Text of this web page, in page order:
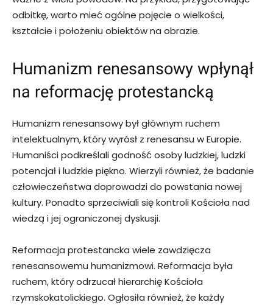
odbitkę, warto mieć ogólne pojęcie o wielkości,
kształcie i położeniu obiektów na obrazie.
Humanizm renesansowy wpłynął
na reformację protestancką
Humanizm renesansowy był głównym ruchem
intelektualnym, który wyrósł z renesansu w Europie.
Humaniści podkreślali godność osoby ludzkiej, ludzki
potencjał i ludzkie piękno. Wierzyli również, że badanie
człowieczeństwa doprowadzi do powstania nowej
kultury. Ponadto sprzeciwiali się kontroli Kościoła nad
wiedzą i jej ograniczonej dyskusji.
Reformacja protestancka wiele zawdzięcza
renesansowemu humanizmowi. Reformacja była
ruchem, który odrzucał hierarchię Kościoła
rzymskokatolickiego. Ogłosiła również, że każdy